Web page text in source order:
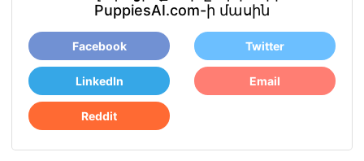
PuppiesAI.com-ի մասին
Facebook Twitter
LinkedIn Email
Reddit